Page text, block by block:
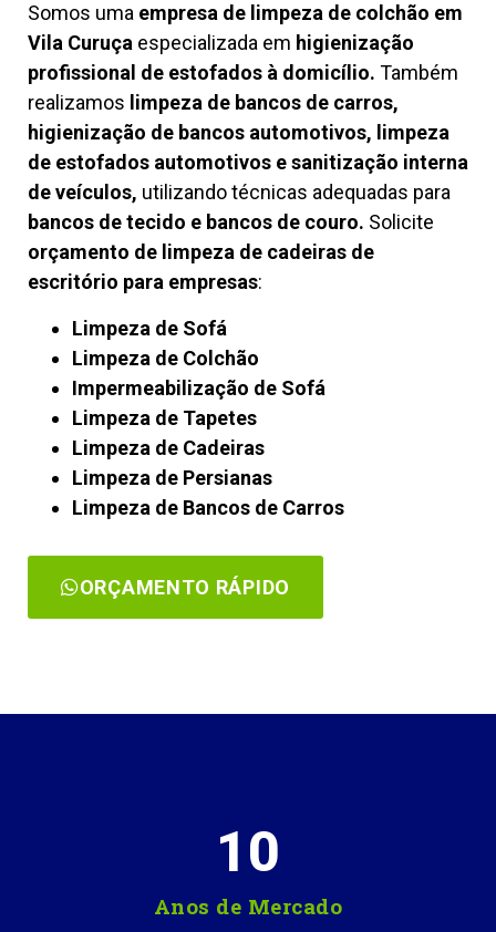
Somos uma empresa de limpeza de colchão em
Vila Curuça especializada em higienização
profissional de estofados à domicílio. Também
realizamos limpeza de bancos de carros,
higienização de bancos automotivos, limpeza
de estofados automotivos e sanitização interna
de veículos, utilizando técnicas adequadas para
bancos de tecido e bancos de couro. Solicite
orçamento de limpeza de cadeiras de
escritório para empresas:
Limpeza de Sofá
Limpeza de Colchão
Impermeabilização de Sofá
Limpeza de Tapetes
Limpeza de Cadeiras
Limpeza de Persianas
Limpeza de Bancos de Carros
ORÇAMENTO RÁPIDO
Anos de Mercado
10